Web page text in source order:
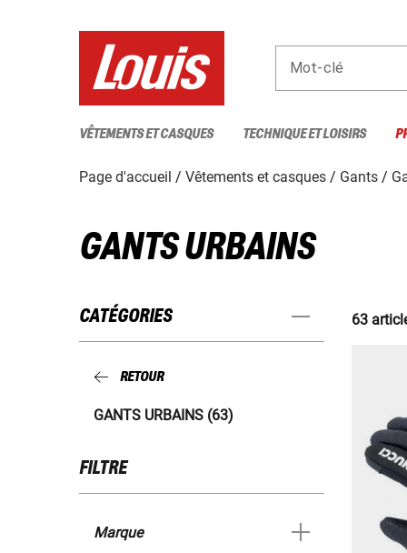
Mot-clé
VÊTEMENTS ET CASQUES TECHNIQUE ET LOISIRS
Page d'accueil Vêtements et casques Gants
GANTS URBAINS
CATÉGORIES
RETOUR
GANTS URBAINS (63)
FILTRE
Marque
63